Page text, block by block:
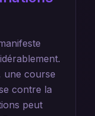
une course
contre la
peut